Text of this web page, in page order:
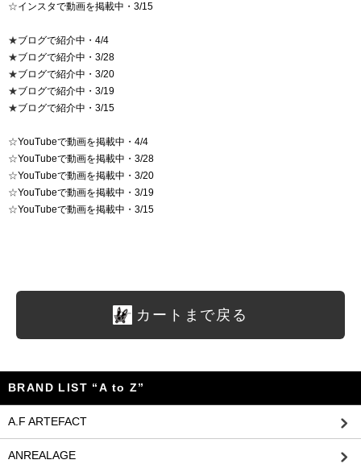
☆インスタで動画を掲載中・3/15
★ブログで紹介中・4/4
★ブログで紹介中・3/28
★ブログで紹介中・3/20
★ブログで紹介中・3/19
★ブログで紹介中・3/15
☆YouTubeで動画を掲載中・4/4
☆YouTubeで動画を掲載中・3/28
☆YouTubeで動画を掲載中・3/20
☆YouTubeで動画を掲載中・3/19
☆YouTubeで動画を掲載中・3/15
カートまで戻る
BRAND LIST “A to Z”
A.F ARTEFACT
ANREALAGE